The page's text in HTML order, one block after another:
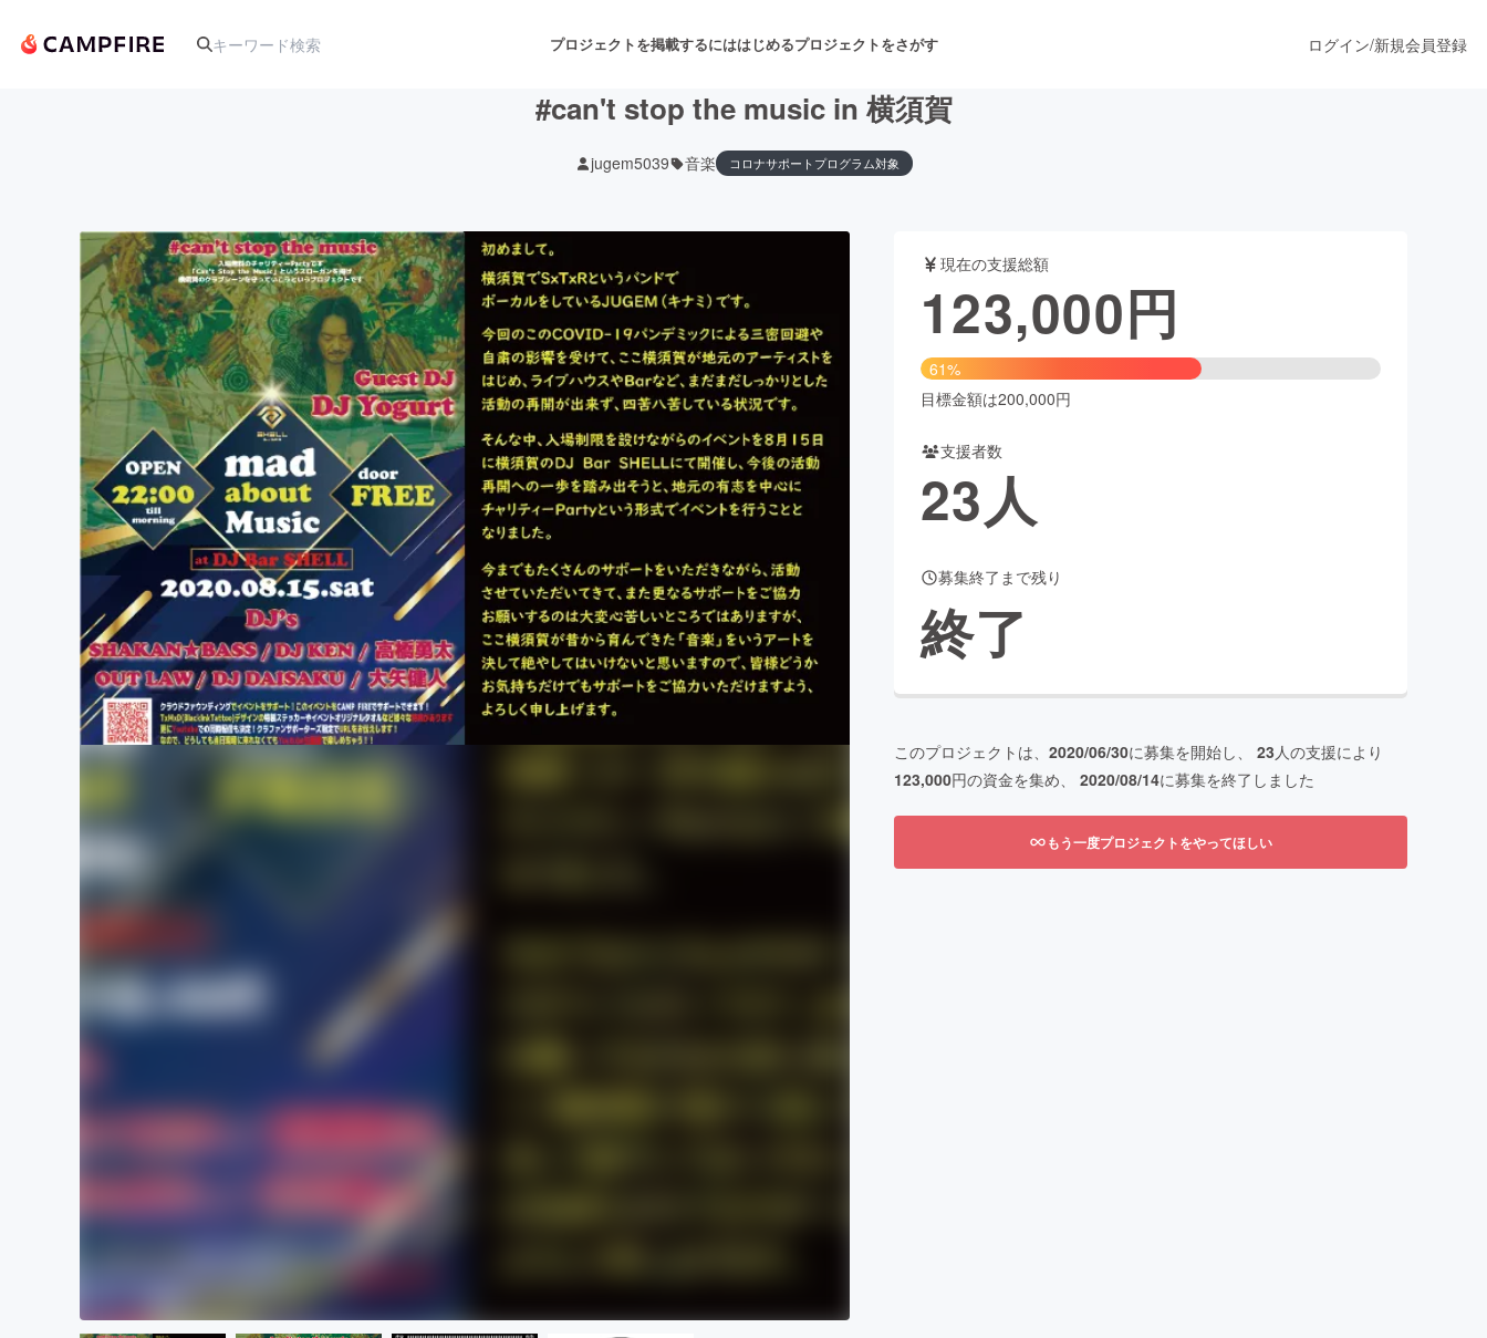
プロジェクトを掲載するにははじめるプロジェクトをさがす
アート・写真 音楽 舞台・パフォーマンス
テクノロジー・ガジェット ゲーム・サービス開発 フード・飲食店 ファッション
映像・映画 書籍・雑誌出版 アニメ・漫画
ビジネス・起業 チャレンジ ビューティー・ヘルスケア
まちづくり・地域活性化
CAMPFIRE for Social GoodCAMPFIRE Creation
CAMPFIREふるさと納税machi-ya
ログイン/新規会員登録
#can't stop the music in 横須賀
jugem5039 音楽 コロナサポートプログラム対象
現在の支援総額
123,000円
61%
目標金額は200,000円
支援者数
23人
募集終了まで残り
終了
このプロジェクトは、 2020/06/30に募集を開始し、 23人の支援により
123,000円の資金を集め、 2020/08/14に募集を終了しました
もう一度プロジェクトをやってほしい